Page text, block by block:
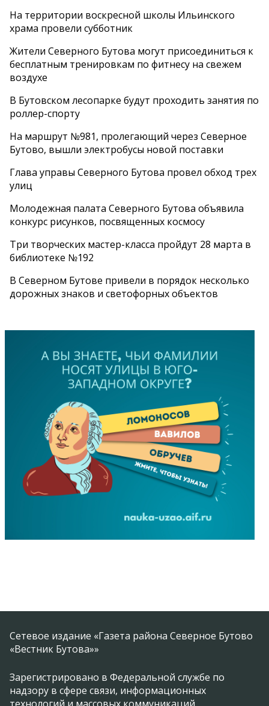
На территории воскресной школы Ильинского
храма провели субботник
Жители Северного Бутова могут присоединиться к
бесплатным тренировкам по фитнесу на свежем
воздухе
В Бутовском лесопарке будут проходить занятия по
роллер-спорту
На маршрут №981, пролегающий через Северное
Бутово, вышли электробусы новой поставки
Глава управы Северного Бутова провел обход трех
улиц
Молодежная палата Северного Бутова объявила
конкурс рисунков, посвященных космосу
Три творческих мастер-класса пройдут 28 марта в
библиотеке №192
В Северном Бутове привели в порядок несколько
дорожных знаков и светофорных объектов
Сетевое издание «Газета района Северное Бутово
«Вестник Бутова»»
Зарегистрировано в Федеральной службе по
надзору в сфере связи, информационных